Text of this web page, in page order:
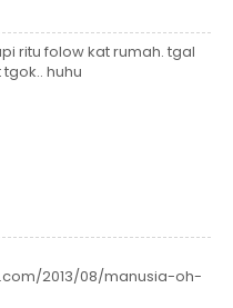
ritu folow kat rumah. tgal
huhu
2013/08/manusia-oh-